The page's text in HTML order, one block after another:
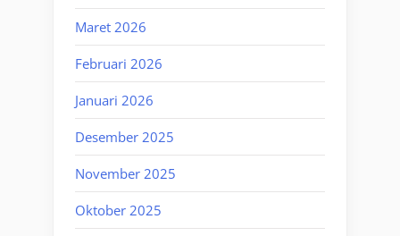
Maret 2026
Februari 2026
Januari 2026
Desember 2025
November 2025
Oktober 2025